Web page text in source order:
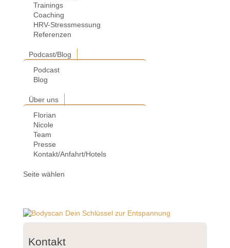
Trainings
Coaching
HRV-Stressmessung
Referenzen
Podcast/Blog
Podcast
Blog
Über uns
Florian
Nicole
Team
Presse
Kontakt/Anfahrt/Hotels
Seite wählen
Kontakt